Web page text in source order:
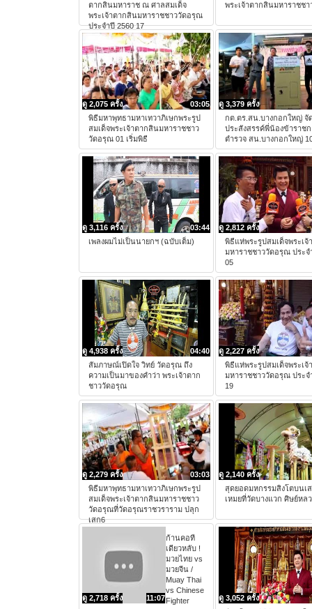
ตากสินมหาราช ณ ศาลสมเด็จ
พระเจ้าตากสินมหาราชชาววัดอรุณ
ประจำปี 2560 17
พระเจ้าตากสินมหาราชช
03:05
ดู 2,075 ครั้ง
พิธีมหาพุทธามหาเทวาภิเษกพระรูป
สมเด็จพระเจ้าตากสินมหาราชชาว
วัดอรุณ 01 เริ่มพิธี
ดู 3,379 ครั้ง
กต.ตร.สน.บางกอกใหญ่ จั
ประสังสรรค์พี่น้องข้าราชก
ตำรวจ สน.บางกอกใหญ่
03:44
ดู 3,116 ครั้ง
เพลงผมไม่เป็นนายกฯ (ฉบับเต็ม)
ดู 2,812 ครั้ง
พิธีแห่พระรูปสมเด็จพระเจ้
มหาราชชาววัดอรุณ ประจ
05
04:40
ดู 4,938 ครั้ง
สัมภาษณ์เปิดใจ วิทย์ วัดอรุณ ถึง
ความเป็นมาของคำว่า พระเจ้าตาก
ชาววัดอรุณ
ดู 2,227 ครั้ง
พิธีแห่พระรูปสมเด็จพระเจ้
มหาราชชาววัดอรุณ ประจ
19
03:03
ดู 2,279 ครั้ง
พิธีมหาพุทธามหาเทวาภิเษกพระรูป
สมเด็จพระเจ้าตากสินมหาราชชาว
วัดอรุณที่วัดอรุณราชวราราม ปลุก
เสก6
ดู 2,140 ครั้ง
สุดยอดมหกรรมสิงโตบนเ
เหมยที่วัดบางแวก ศิษย์หล
11:07
ดู 2,718 ครั้ง
ก้านคอที
เดียวหลับ !
มวยไทย vs
มวยจีน /
Muay Thai
vs Chinese
Fighter
ดู 3,052 ครั้ง